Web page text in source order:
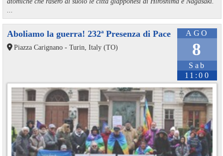
AGO
8
Sab
11:00
Aboliamo la guerra! 232ª Presenza di Pace
Piazza Carignano - Turin, Italy (TO)